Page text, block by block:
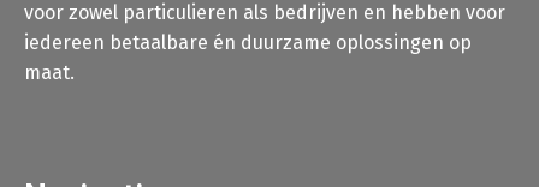
voor zowel particulieren als bedrijven en hebben voor
iedereen betaalbare én duurzame oplossingen op
maat.